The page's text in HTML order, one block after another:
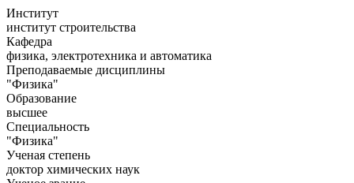
Институт
институт строительства
Кафедра
физика, электротехника и автоматика
Преподаваемые дисциплины
"Физика"
Образование
высшее
Специальность
"Физика"
Ученая степень
доктор химических наук